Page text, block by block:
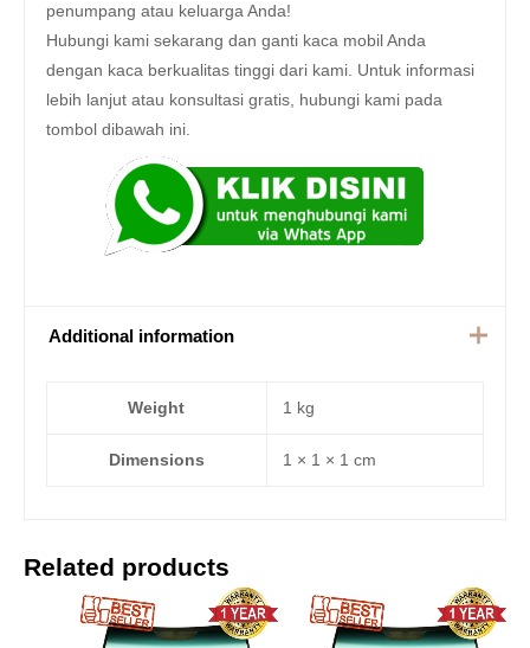
penumpang atau keluarga Anda!
Hubungi kami sekarang dan ganti kaca mobil Anda
dengan kaca berkualitas tinggi dari kami. Untuk informasi
lebih lanjut atau konsultasi gratis, hubungi kami pada
tombol dibawah ini.
Additional information
Weight 1 kg
Dimensions 1 × 1 × 1 cm
Related products